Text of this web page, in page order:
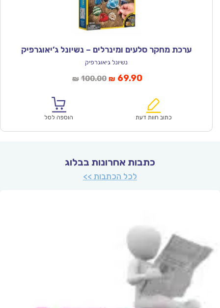
ערכת מחקר סלעים ומינרלים – נשיונל ג’יאוגרפיק
נשיונל גיאוגרפיק
₪ 100.00המחיר
₪100.00.
₪ 69.90המחיר
הוא:
כתוב חוות דעת הוספה לסל
כתבות אחרונות בבלוג
לכל הכתבות >>